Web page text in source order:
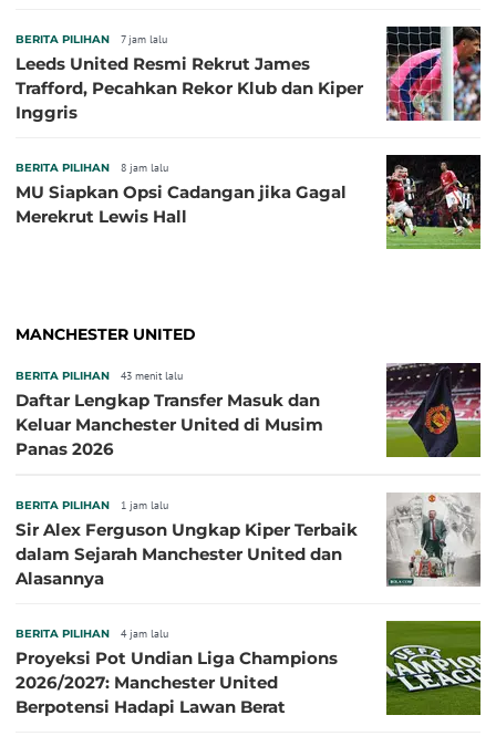
BERITA PILIHAN 7 jam lalu
Leeds United Resmi Rekrut James
Trafford, Pecahkan Rekor Klub dan Kiper
Inggris
BERITA PILIHAN 8 jam lalu
MU Siapkan Opsi Cadangan jika Gagal
Merekrut Lewis Hall
MANCHESTER UNITED
BERITA PILIHAN 43 menit lalu
Daftar Lengkap Transfer Masuk dan
Keluar Manchester United di Musim
Panas 2026
BERITA PILIHAN 1 jam lalu
Sir Alex Ferguson Ungkap Kiper Terbaik
dalam Sejarah Manchester United dan
Alasannya
BERITA PILIHAN 4 jam lalu
Proyeksi Pot Undian Liga Champions
2026/2027: Manchester United
Berpotensi Hadapi Lawan Berat